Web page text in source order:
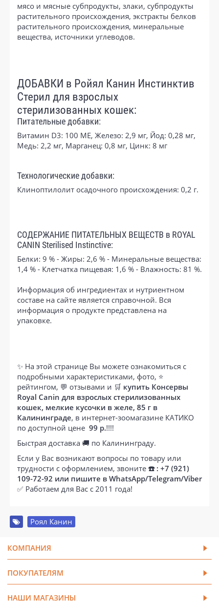
мясо и мясные субпродукты, злаки, субпродукты
растительного происхождения, экстракты белков
растительного происхождения, минеральные
вещества, источники углеводов.
ДОБАВКИ в Ройял Канин Инстинктив
Стерил для взрослых
стерилизованных кошек:
Питательные добавки:
Витамин D3: 100 ME, Железо: 2,9 мг, Йод: 0,28 мг,
Медь: 2,2 мг, Марганец: 0,8 мг, Цинк: 8 мг
Технологические добавки:
Клиноптилолит осадочного происхождения: 0,2 г.
СОДЕРЖАНИЕ ПИТАТЕЛЬНЫХ ВЕЩЕСТВ в ROYAL
CANIN Sterilised Instinctive:
Белки: 9 % - Жиры: 2,6 % - Минеральные вещества:
1,4 % - Клетчатка пищевая: 1,6 % - Влажность: 81 %.
Информация об ингредиентах и нутриентном
составе на сайте является справочной. Вся
информация о продукте представлена на
упаковке.
✨ На этой странице Вы можете ознакомиться с
подробными характеристиками, фото, ⭐
рейтингом, 💬 отзывами и 🛒 купить Консервы
Royal Canin для взрослых стерилизованных
кошек, мелкие кусочки в желе, 85 г в
Калининграде, в интернет-зоомагазине КАТИКО
по доступной цене 99 р.!!!!
Быстрая доставка 🚚 по Калининграду.
Если у Вас возникают вопросы по товару или
трудности с оформлением, звоните ☎️ : +7 (921)
109-72-92 или пишите в WhatsApp/Telegram/Viber
✅ Работаем для Вас с 2011 года!
Роял Канин
КОМПАНИЯ
ПОКУПАТЕЛЯМ
НАШИ МАГАЗИНЫ